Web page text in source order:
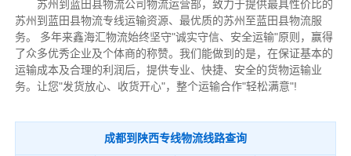
苏州到蓝田县物流公司物流运营部，致力于提供最具性价比的
苏州到蓝田县物流专线运输资源、最优质的苏州至蓝田县物流服
务。 多年来鑫海汇物流始终坚守"诚实守信、安全运输"原则，赢得
了众多优秀企业及个体商的称赞。我们能做到的是，在保证基本的
运输成本及合理的利润后，提供专业、快捷、安全的货物运输业
务。让您"发货放心、收货开心"，整个运输合作"轻松满意"!
成都到陕西专线物流线路查询